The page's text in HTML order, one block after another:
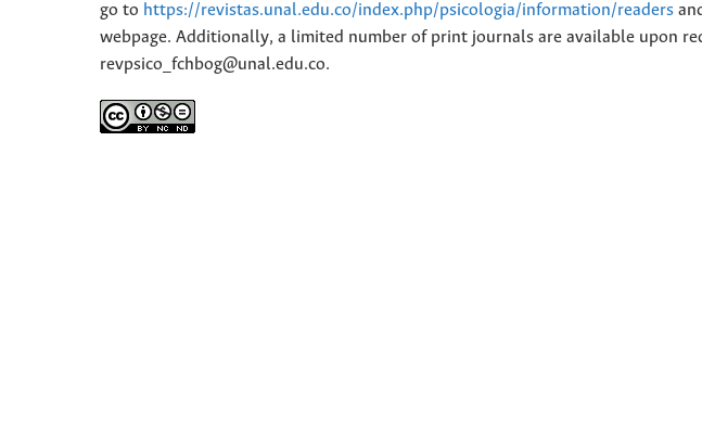
go to https://revistas.unal.edu.co/index.php/psicologia/information/readers
webpage. Additionally, a limited number of print journals are available upon
revpsico_fchbog@unal.edu.co.